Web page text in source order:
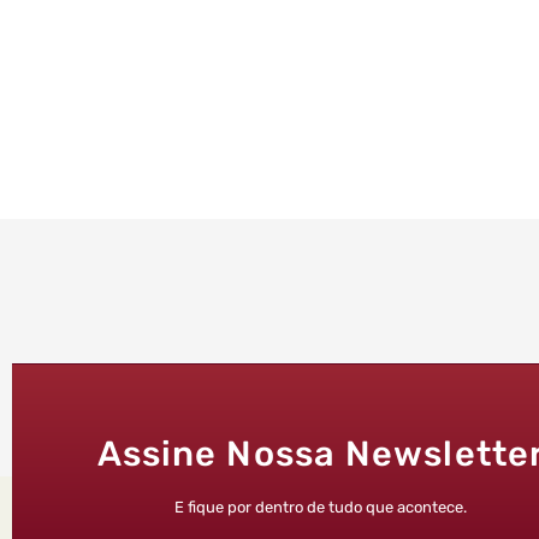
Assine Nossa
E fique por dentro de tudo que acontece.